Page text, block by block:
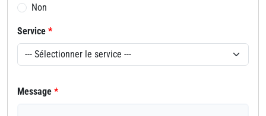
Non
Service *
Message *